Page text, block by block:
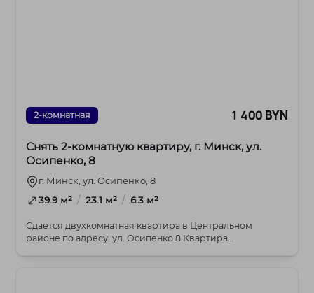
2-комнатная 1 400 BYN
Снять 2-комнатную квартиру, г. Минск, ул.
Осипенко, 8
г. Минск, ул. Осипенко, 8
39.9 м² / 23.1 м² / 6.3 м²
Сдается двухкомнатная квартира в Центральном
районе по адресу: ул. Осипенко 8 Квартира